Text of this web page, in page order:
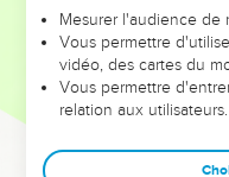
leur foi ou leur vision.
et les saisons difficiles
sont elles
Dans cette conférence,
clés pour avancer avec
Mesurer l'audience de
Vous permettre
vidéo, des cartes du
Vous permettre
relation aux utilisateurs.